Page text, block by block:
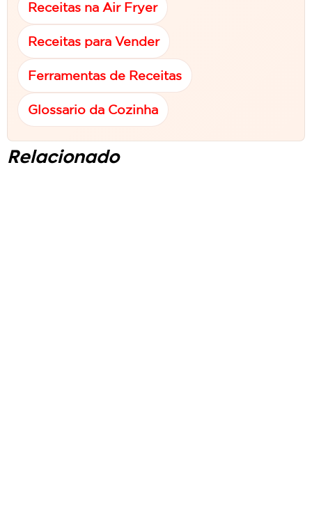
Receitas na Air Fryer
Receitas para Vender
Ferramentas de Receitas
Glossario da Cozinha
Relacionado